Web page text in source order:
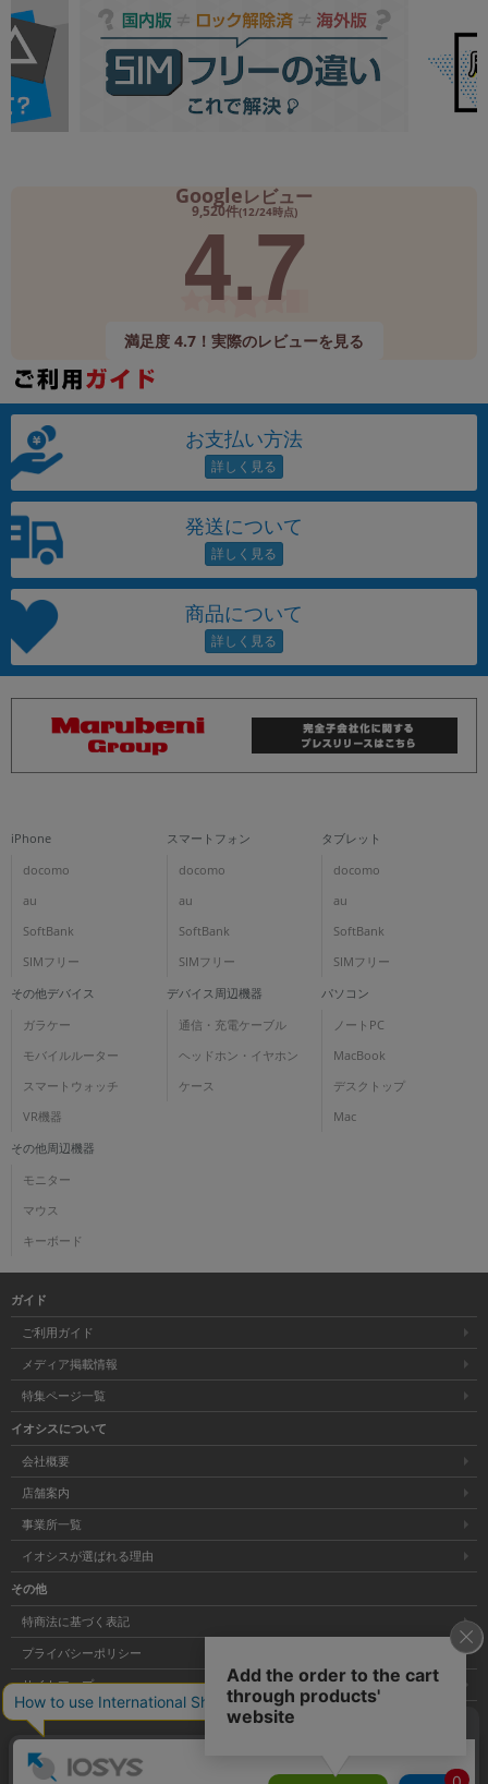
Googleレビュー
9,520件(12/24時点)
4.7
満足度 4.7！実際のレビューを見る
お支払い方法
発送について
商品について
iPhone
docomo
au
SoftBank
SIMフリー
スマートフォン
docomo
au
SoftBank
SIMフリー
タブレット
docomo
au
SoftBank
SIMフリー
その他デバイス
ガラケー
モバイルルーター
スマートウォッチ
VR機器
デバイス周辺機器
通信・充電ケーブル
ヘッドホン・イヤホン
ケース
パソコン
ノートPC
MacBook
デスクトップ
Mac
その他周辺機器
モニター
マウス
キーボード
ガイド
ご利用ガイド
メディア掲載情報
特集ページ一覧
イオシスについて
会社概要
店舗案内
事業所一覧
イオシスが選ばれる理由
その他
特商法に基づく表記
プライバシーポリシー
サイトマップ